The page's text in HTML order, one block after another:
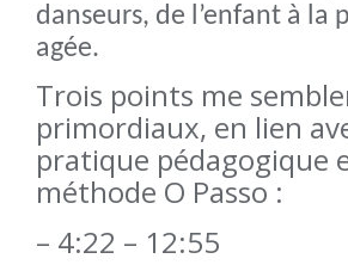
danseurs, de l’enfant à la
agée.
Trois points me
primordiaux, en lien
pratique pédagogique
méthode O Passo :
– 4:22 – 12:55